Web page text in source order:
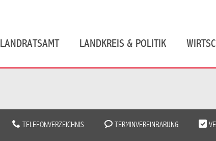
LANDRATSAMT LANDKREIS & POLITIK
TELEFONVERZEICHNIS TERMINVEREINBARUNG